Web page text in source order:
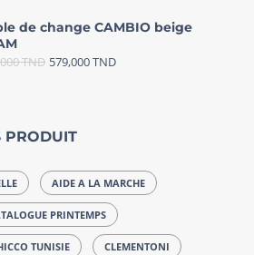
de change CAMBIO beige
TND 579,000TND
PRODUIT
AIDE A LA MARCHE
PRINTEMPS
TUNISIE CLEMENTONI